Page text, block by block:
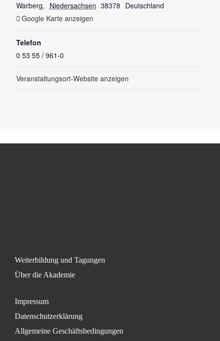
Warberg, Niedersachsen 38378 Deutschland
Google Karte anzeigen
Telefon
0 53 55 / 961-0
Veranstaltungsort-Website anzeigen
Weiterbildung und Tagungen
Über die Akademie
Impressum
Datenschutzerklärung
Allgemeine Geschäftsbedingungen